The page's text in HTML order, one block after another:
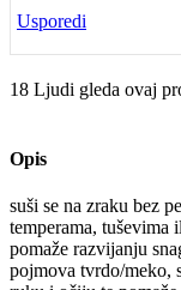
Usporedi
18 Ljudi gleda ovaj
Opis
suši se na zraku bez
temperama, tuševima
pomaže razvijanju
pojmova tvrdo/meko,